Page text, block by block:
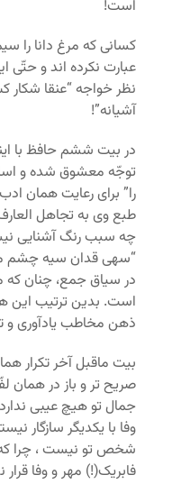
است!
کسانی که مرغ دانا را
عبارت نکرده اند و حتّی
نظر خواجه “عنقا شکار
آشیانه”!
در بیت ششم حافظ با
توجّه معشوق شده و
را” برای رعایت همان
طبع وی به تجاهل
چه سبب رنگ آشنایی
“سهی قدان سیه چشم
در سیاق جمع، چنان که
است. بدین ترتیب این
ذهن مخاطب یادآوری
بیت ماقبل آخر تکرار
صریح تر و باز در
جمال تو هیچ عیبی
وفا با یکدیگر سازگار
شخص تو نیست ، چرا که
فابریک(!) مهر و وفا قرار